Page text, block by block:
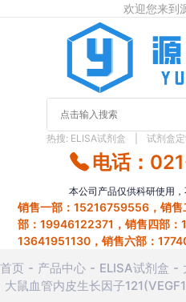
欢迎您来到
热搜: ELISA试剂盒 试剂盒
电话：
本公司产品仅供科研使用
销售一部：15216759556，销
部：19946122371，销售四部
13641951130，销售六部：
首页 产品中心 ELISA试剂盒
大鼠血管内皮生长因子